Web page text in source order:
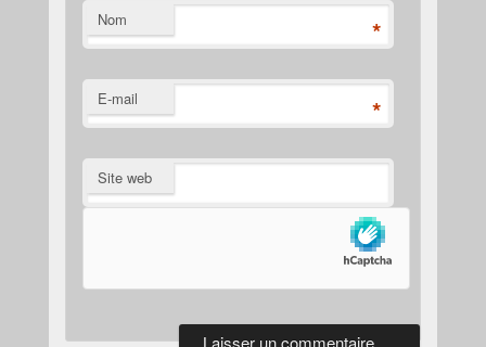
Nom *
E-mail *
Site web